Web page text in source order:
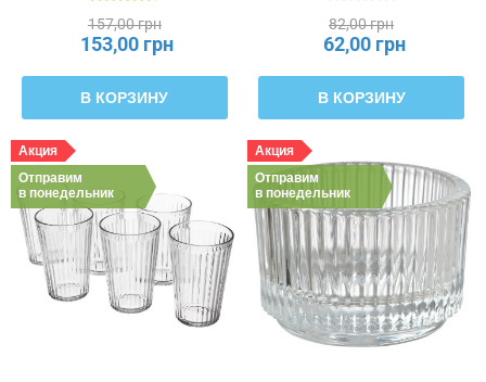
157,00 грн
153,00 грн
В КОРЗИНУ
82,00 грн
62,00 грн
В КОРЗИНУ
Акция
Отправим
в понедельник
Акция
Отправим
в понедельник